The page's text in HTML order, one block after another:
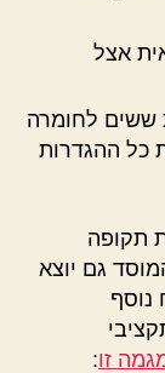
אצל
ששים לחומרה
כל ההגדרות
תקופה
גם יוצא
נוסף
זו: